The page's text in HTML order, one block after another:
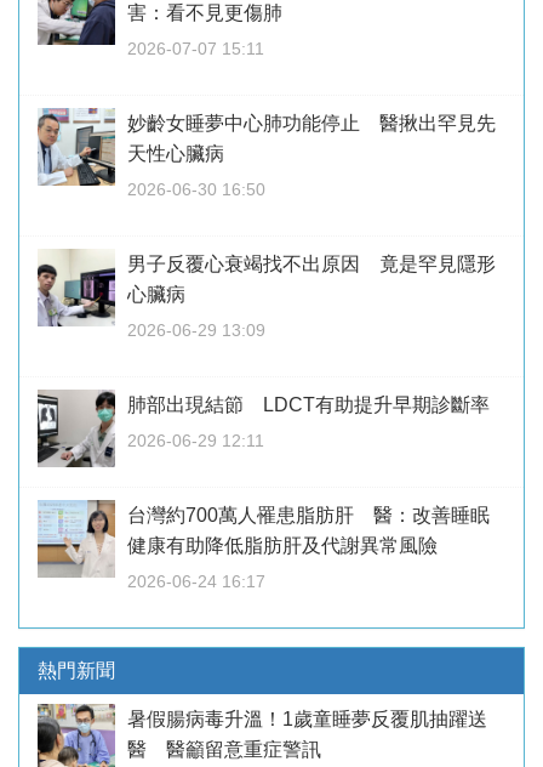
害：看不見更傷肺
2026-07-07 15:11
妙齡女睡夢中心肺功能停止 醫揪出罕見先
天性心臟病
2026-06-30 16:50
男子反覆心衰竭找不出原因 竟是罕見隱形
心臟病
2026-06-29 13:09
肺部出現結節 LDCT有助提升早期診斷率
2026-06-29 12:11
台灣約700萬人罹患脂肪肝 醫：改善睡眠
健康有助降低脂肪肝及代謝異常風險
2026-06-24 16:17
熱門新聞
暑假腸病毒升溫！1歲童睡夢反覆肌抽躍送
醫 醫籲留意重症警訊